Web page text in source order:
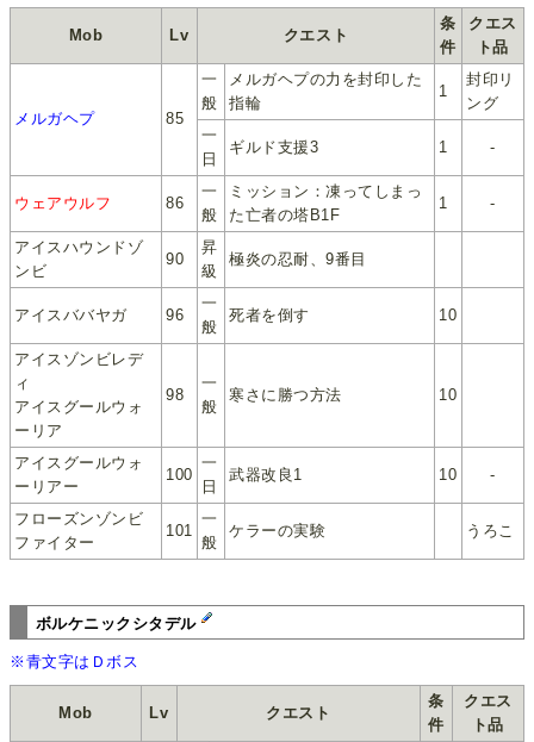
Mob Lv クエスト
条
件
クエス
ト品
メルガヘプ 85
一
般
メルガヘプの力を封印した
指輪
1
封印リ
ング
一
日
ギルド支援3 1 -
ウェアウルフ 86
一
般
ミッション：凍ってしまっ
た亡者の塔B1F
1 -
アイスハウンドゾ
ンビ
90
昇
級
極炎の忍耐、9番目
アイスババヤガ 96
一
般
死者を倒す 10
アイスゾンビレデ
ィ
アイスグールウォ
ーリア
98
一
般
寒さに勝つ方法 10
アイスグールウォ
ーリアー
100
一
日
武器改良1 10 -
フローズンゾンビ
ファイター
101
一
般
ケラーの実験 うろこ
ボルケニックシタデル
※青文字はＤボス
Mob Lv クエスト
条
件
クエス
ト品